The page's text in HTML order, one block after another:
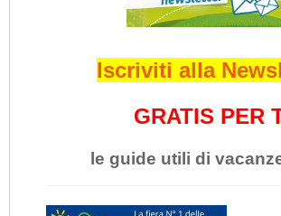
Iscriviti alla
GRATIS PER
le guide utili di